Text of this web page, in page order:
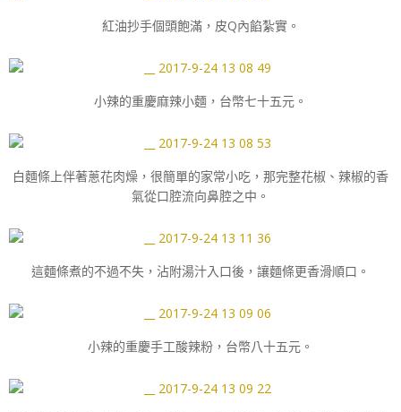
紅油抄手個頭飽滿，皮Q內餡紮實。
小辣的重慶麻辣小麵，台幣七十五元。
白麵條上伴著蔥花肉燥，很簡單的家常小吃，那完整花椒、辣椒的香
氣從口腔流向鼻腔之中。
這麵條煮的不過不失，沾附湯汁入口後，讓麵條更香滑順口。
小辣的重慶手工酸辣粉，台幣八十五元。